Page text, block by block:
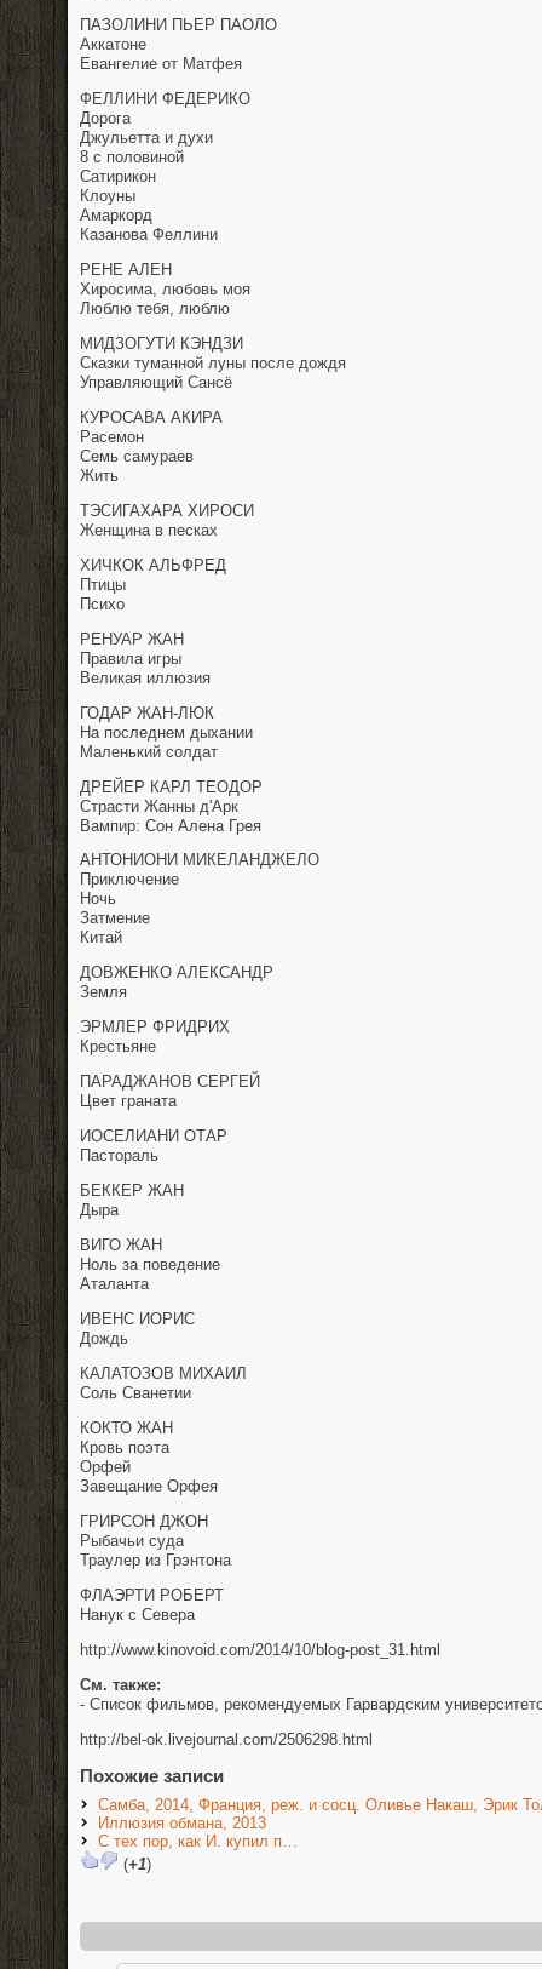
ПАЗОЛИНИ ПЬЕР ПАОЛО
Аккатоне
Евангелие от Матфея
ФЕЛЛИНИ ФЕДЕРИКО
Дорога
Джульетта и духи
8 с половиной
Сатирикон
Клоуны
Амаркорд
Казанова Феллини
РЕНЕ АЛЕН
Хиросима, любовь моя
Люблю тебя, люблю
МИДЗОГУТИ КЭНДЗИ
Сказки туманной луны после дождя
Управляющий Сансё
КУРОСАВА АКИРА
Расемон
Семь самураев
Жить
ТЭСИГАХАРА ХИРОСИ
Женщина в песках
ХИЧКОК АЛЬФРЕД
Птицы
Психо
РЕНУАР ЖАН
Правила игры
Великая иллюзия
ГОДАР ЖАН-ЛЮК
На последнем дыхании
Маленький солдат
ДРЕЙЕР КАРЛ ТЕОДОР
Страсти Жанны д'Арк
Вампир: Сон Алена Грея
АНТОНИОНИ МИКЕЛАНДЖЕЛО
Приключение
Ночь
Затмение
Китай
ДОВЖЕНКО АЛЕКСАНДР
Земля
ЭРМЛЕР ФРИДРИХ
Крестьяне
ПАРАДЖАНОВ СЕРГЕЙ
Цвет граната
ИОСЕЛИАНИ ОТАР
Пастораль
БЕККЕР ЖАН
Дыра
ВИГО ЖАН
Ноль за поведение
Аталанта
ИВЕНС ИОРИС
Дождь
КАЛАТОЗОВ МИХАИЛ
Соль Сванетии
КОКТО ЖАН
Кровь поэта
Орфей
Завещание Орфея
ГРИРСОН ДЖОН
Рыбачьи суда
Траулер из Грэнтона
ФЛАЭРТИ РОБЕРТ
Нанук с Севера
http://www.kinovoid.com/2014/10/blog-post_31.html
См. также:
- Список фильмов, рекомендуемых Гарвардским
http://bel-ok.livejournal.com/2506298.html
Похожие записи
Самба, 2014, Франция, реж. и сосц. Оливье Накаш, Эрик
Иллюзия обмана, 2013
С тех пор, как И. купил п…
(+1)